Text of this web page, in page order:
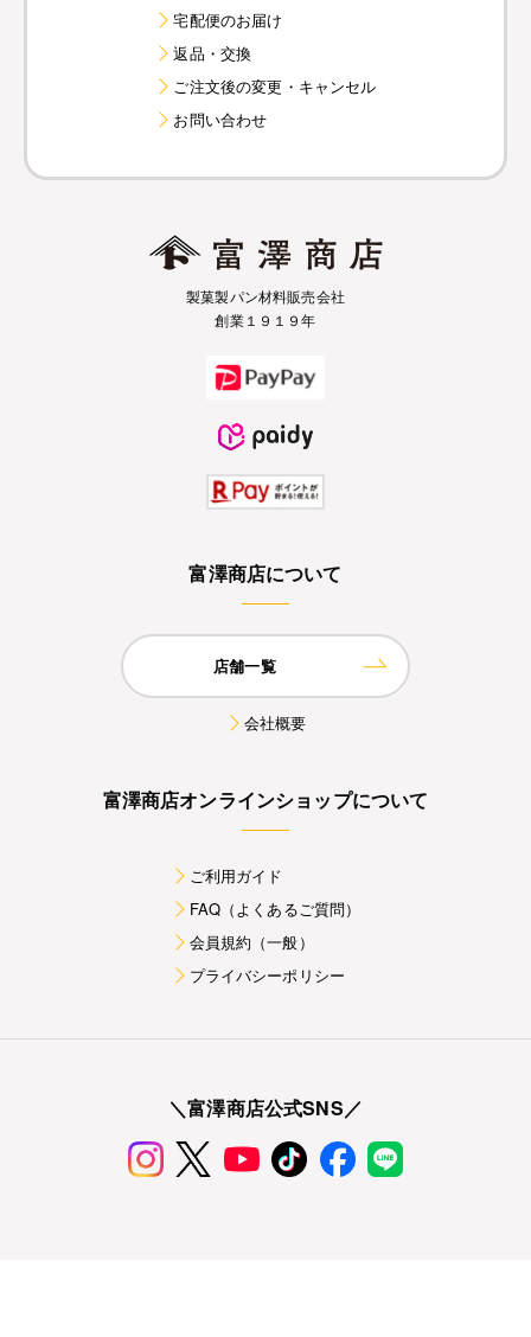
宅配便のお届け
返品・交換
ご注文後の変更・キャンセル
お問い合わせ
製菓製パン材料販売会社
創業１９１９年
富澤商店について
店舗一覧
会社概要
富澤商店オンラインショップについて
ご利用ガイド
FAQ（よくあるご質問）
会員規約（一般）
プライバシーポリシー
＼富澤商店公式SNS／